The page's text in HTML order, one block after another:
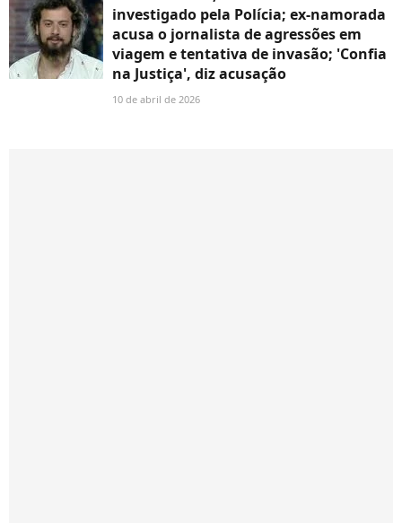
investigado pela Polícia; ex-namorada
acusa o jornalista de agressões em
viagem e tentativa de invasão; 'Confia
na Justiça', diz acusação
10 de abril de 2026